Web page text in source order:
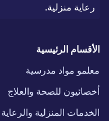
رعاية منزلية.
الأقسام الرئيسية
معلمو مواد مدرسية
أخصائيون للصحة والعلاج
الخدمات المنزلية والرعاية